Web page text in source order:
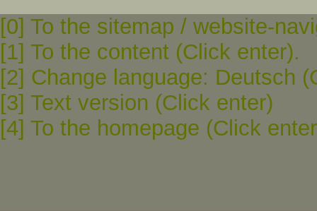
[0] To the sitemap / website-
[1] To the content (Click enter).
[2] Change language: Deutsch
[3] Text version (Click enter)
[4] To the homepage (Click